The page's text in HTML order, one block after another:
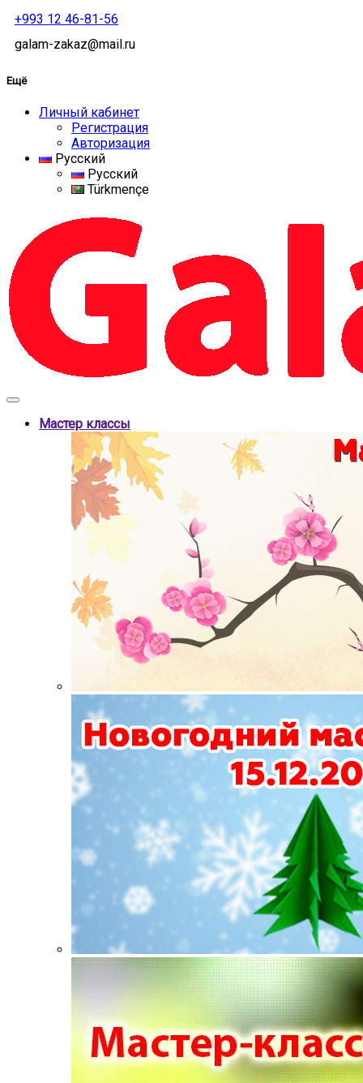
+993 12 46-81-56
galam-zakaz@mail.ru
Ещё
Личный кабинет
Регистрация
Авторизация
Русский
Русский
Türkmençe
Мастер классы